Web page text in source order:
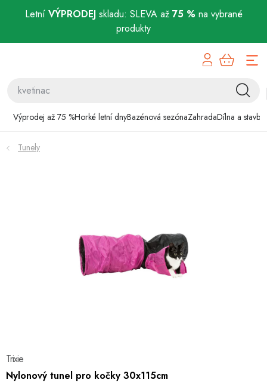
Letní VÝPRODEJskladu: SLEVA až 75 % na vybrané
produkty
Výprodej až 75 %Horké letní dnyBazénová sezónaZahradaDílna a stavba
Bazénová sezóna
Zahrada
Chovatelské potřeby
Tunely
Trixie
Nylonový tunel pro kočky 30x115cm